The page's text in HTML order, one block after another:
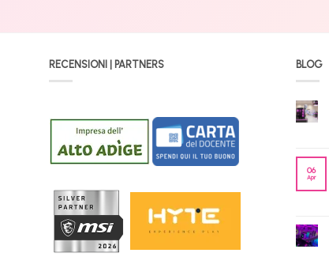
RECENSIONI | PARTNERS BLOG
06
Apr